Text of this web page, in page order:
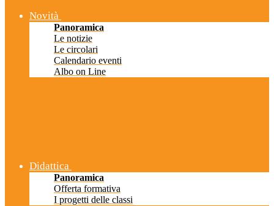
Novità
Panoramica
Le notizie
Le circolari
Calendario eventi
Albo on Line
Didattica
Panoramica
Offerta formativa
I progetti delle classi